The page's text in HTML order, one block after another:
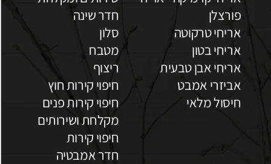
פורצלן
אריחי טרקוטה
אריחי בטון
אריחי אבן טבעית
אביזרי אמבט
חיסול מלאי
חדר שינה
סלון
מטבח
ריצוף
חיפוי קירות חוץ
חיפוי קירות פנים
מקלחת ושירותים
חיפוי קירות
חדר אמבטיה